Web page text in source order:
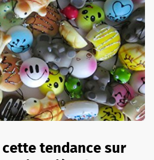
cette tendance sur